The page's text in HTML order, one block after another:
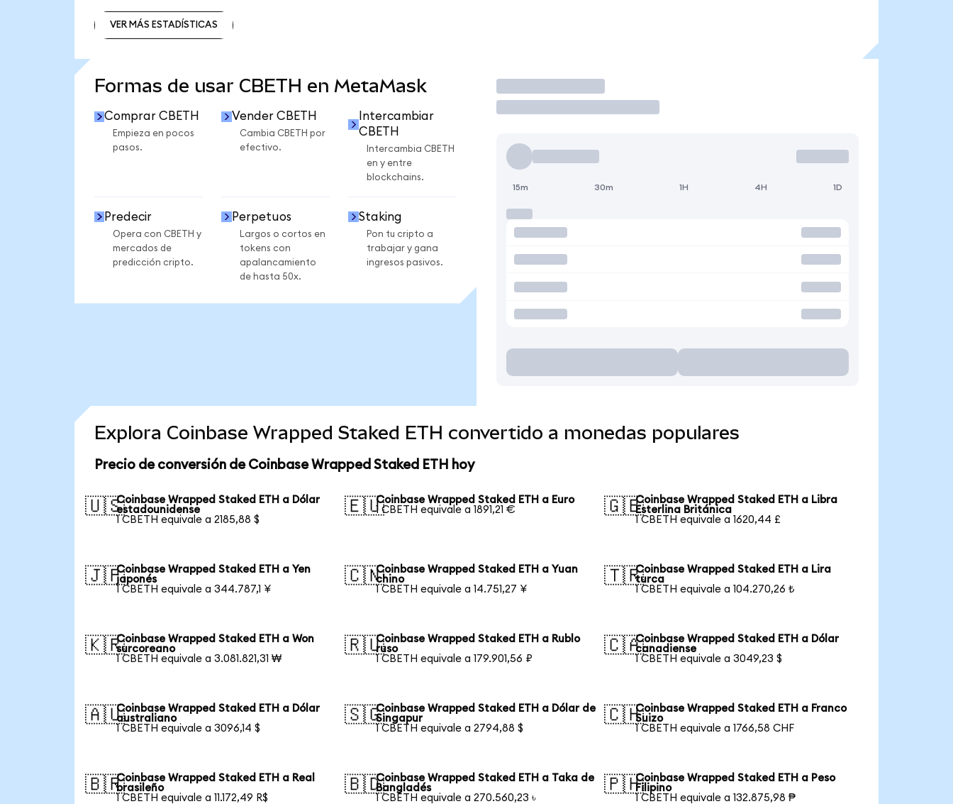
VER MÁS ESTADÍSTICAS
Formas de usar CBETH en MetaMask
Comprar CBETH
Empieza en pocos
pasos.
Vender CBETH
Cambia CBETH por
efectivo.
Intercambiar
CBETH
Intercambia CBETH
en y entre
blockchains.
Predecir
Opera con CBETH y
mercados de
predicción cripto.
Perpetuos
Largos o cortos en
tokens con
apalancamiento
de hasta 50x.
Staking
Pon tu cripto a
trabajar y gana
ingresos pasivos.
Operar
15m 30m 1H 4H 1D
Explora Coinbase Wrapped Staked ETH convertido a monedas populares
Precio de conversión de Coinbase Wrapped Staked ETH hoy
🇺🇸Coinbase Wrapped Staked ETH a Dólar
estadounidense
1 CBETH equivale a 2185,88 $
🇪🇺Coinbase Wrapped Staked ETH a Euro
1 CBETH equivale a 1891,21 €
🇬🇧Coinbase Wrapped Staked ETH a Libra
Esterlina Británica
1 CBETH equivale a 1620,44 £
🇯🇵Coinbase Wrapped Staked ETH a Yen
japonés
1 CBETH equivale a 344.787,1 ¥
🇨🇳Coinbase Wrapped Staked ETH a Yuan
chino
1 CBETH equivale a 14.751,27 ¥
🇹🇷Coinbase Wrapped Staked ETH a Lira
turca
1 CBETH equivale a 104.270,26 ₺
🇰🇷Coinbase Wrapped Staked ETH a Won
surcoreano
1 CBETH equivale a 3.081.821,31 ₩
🇷🇺Coinbase Wrapped Staked ETH a Rublo
ruso
1 CBETH equivale a 179.901,56 ₽
🇨🇦Coinbase Wrapped Staked ETH a Dólar
canadiense
1 CBETH equivale a 3049,23 $
🇦🇺Coinbase Wrapped Staked ETH a Dólar
australiano
1 CBETH equivale a 3096,14 $
🇸🇬Coinbase Wrapped Staked ETH a Dólar de
Singapur
1 CBETH equivale a 2794,88 $
🇨🇭Coinbase Wrapped Staked ETH a Franco
Suizo
1 CBETH equivale a 1766,58 CHF
🇧🇷Coinbase Wrapped Staked ETH a Real
brasileño
1 CBETH equivale a 11.172,49 R$
🇧🇩Coinbase Wrapped Staked ETH a Taka de
Bangladés
1 CBETH equivale a 270.560,23 ৳
🇵🇭Coinbase Wrapped Staked ETH a Peso
Filipino
1 CBETH equivale a 132.875,98 ₱